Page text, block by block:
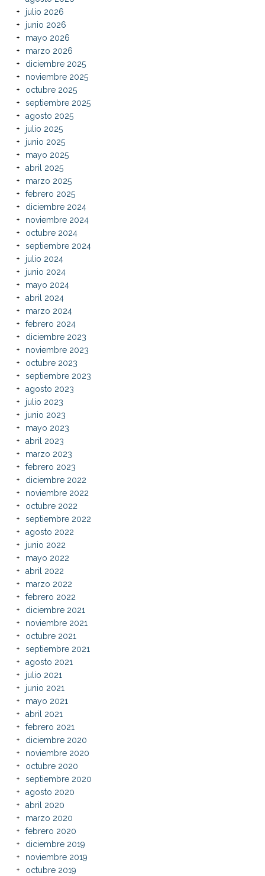
julio 2026
junio 2026
mayo 2026
marzo 2026
diciembre 2025
noviembre 2025
octubre 2025
septiembre 2025
agosto 2025
julio 2025
junio 2025
mayo 2025
abril 2025
marzo 2025
febrero 2025
diciembre 2024
noviembre 2024
octubre 2024
septiembre 2024
julio 2024
junio 2024
mayo 2024
abril 2024
marzo 2024
febrero 2024
diciembre 2023
noviembre 2023
octubre 2023
septiembre 2023
agosto 2023
julio 2023
junio 2023
mayo 2023
abril 2023
marzo 2023
febrero 2023
diciembre 2022
noviembre 2022
octubre 2022
septiembre 2022
agosto 2022
junio 2022
mayo 2022
abril 2022
marzo 2022
febrero 2022
diciembre 2021
noviembre 2021
octubre 2021
septiembre 2021
agosto 2021
julio 2021
junio 2021
mayo 2021
abril 2021
febrero 2021
diciembre 2020
noviembre 2020
octubre 2020
septiembre 2020
agosto 2020
abril 2020
marzo 2020
febrero 2020
diciembre 2019
noviembre 2019
octubre 2019